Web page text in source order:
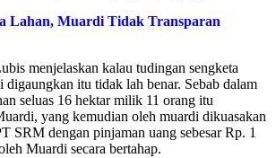
Lahan, Muardi Tidak Transparan
menjelaskan kalau tudingan sengketa
digaungkan itu tidak lah benar. Sebab dalam
seluas 16 hektar milik 11 orang itu
yang kemudian oleh muardi dikuasakan
SRM dengan pinjaman uang sebesar Rp. 1
Muardi secara bertahap.